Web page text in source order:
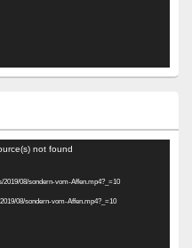
not found
08/sondern-vom-Affen.mp4?_=10
08/sondern-vom-Affen.mp4?_=10